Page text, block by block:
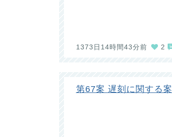
1373日14時間43分前 2
第67案 遅刻に関する案